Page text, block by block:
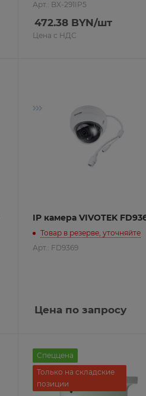
Арт.: BX-291IP5
472.38BYN/шт
Цена с НДС
IP камера VIVOTEK
Товар в резерве, уточняйте
Арт.: FD9369
Цена по запросу
Спеццена
Только на складские
позиции